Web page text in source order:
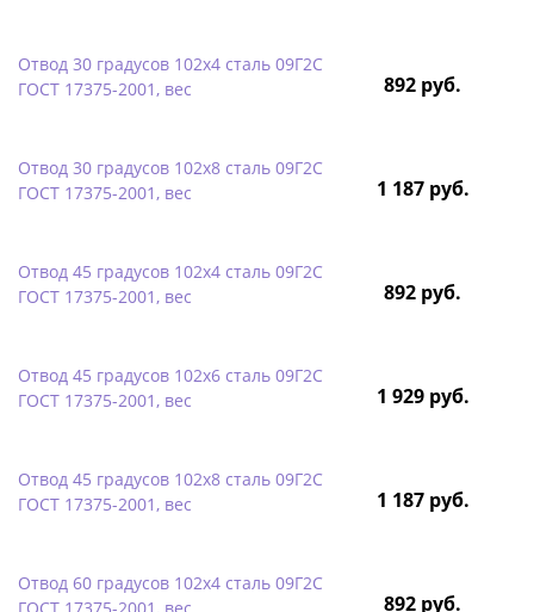
Отвод 30 градусов 102х4 сталь 09Г2С
ГОСТ 17375-2001, вес
892 руб.
Отвод 30 градусов 102х8 сталь 09Г2С
ГОСТ 17375-2001, вес
1 187 руб.
Отвод 45 градусов 102х4 сталь 09Г2С
ГОСТ 17375-2001, вес
892 руб.
Отвод 45 градусов 102х6 сталь 09Г2С
ГОСТ 17375-2001, вес
1 929 руб.
Отвод 45 градусов 102х8 сталь 09Г2С
ГОСТ 17375-2001, вес
1 187 руб.
Отвод 60 градусов 102х4 сталь 09Г2С
892 руб.